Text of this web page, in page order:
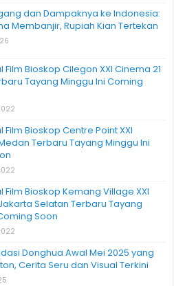
dan Dampaknya ke Indonesia:
Membanjir, Rupiah Kian Tertekan
Film Bioskop Cilegon XXI Cinema 21
Tayang Minggu Ini Coming
Film Bioskop Centre Point XXI
Terbaru Tayang Minggu Ini
Film Bioskop Kemang Village XXI
Selatan Terbaru Tayang
Soon
Donghua Awal Mei 2025 yang
Cerita Seru dan Visual Terkini